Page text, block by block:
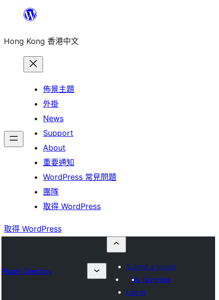
主
Hong Kong 香港中文
佈景主題
外掛
News
Support
About
重要通知
WordPress 常見問題
團隊
取得 WordPress
取得 WordPress
Plugin Directory
Submit a plugin
My favorites
Log in